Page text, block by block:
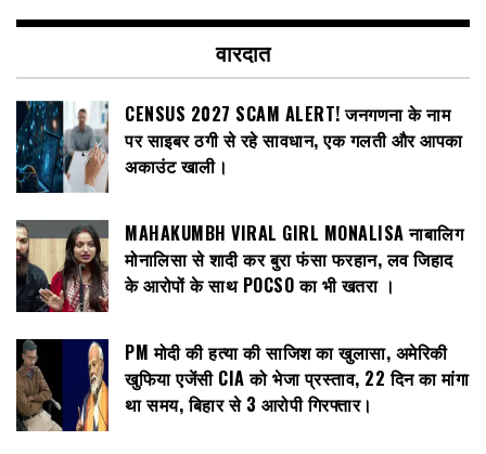
वारदात
CENSUS 2027 SCAM ALERT! जनगणना के नाम
पर साइबर ठगी से रहे सावधान, एक गलती और आपका
अकाउंट खाली।
MAHAKUMBH VIRAL GIRL MONALISA नाबालिग
मोनालिसा से शादी कर बुरा फंसा फरहान, लव जिहाद
के आरोपों के साथ POCSO का भी खतरा ।
PM मोदी की हत्या की साजिश का खुलासा, अमेरिकी
खुफिया एजेंसी CIA को भेजा प्रस्ताव, 22 दिन का मांगा
था समय, बिहार से 3 आरोपी गिरफ्तार।